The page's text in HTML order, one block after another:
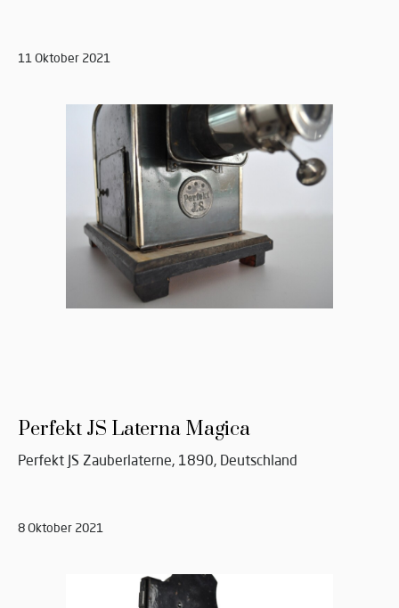
11 Oktober 2021
Perfekt JS Laterna Magica
Perfekt JS Zauberlaterne, 1890, Deutschland
8 Oktober 2021